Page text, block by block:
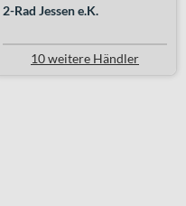
2-Rad Jessen e.K.
10 weitere Händler